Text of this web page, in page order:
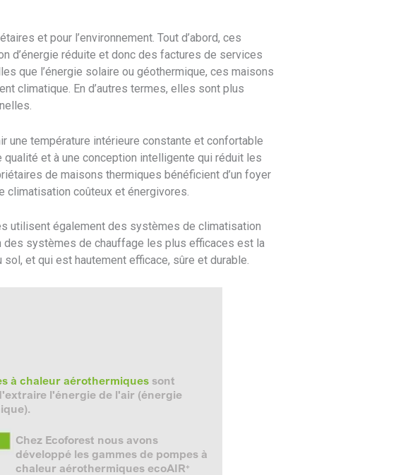
et pour l’environnement. Tout d’abord, ces
d’énergie réduite et donc des factures de services
que l’énergie solaire ou géothermique, ces maisons
climatique. En d’autres termes, elles sont plus
une température intérieure constante et confortable
qualité et à une conception intelligente qui réduit les
de maisons thermiques bénéficient d’un foyer
coûteux et énergivores.
utilisent également des systèmes de climatisation
des systèmes de chauffage les plus efficaces est la
et qui est hautement efficace, sûre et durable.